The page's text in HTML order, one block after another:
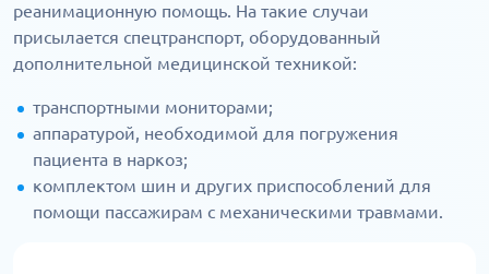
реанимационную помощь. На такие случаи
присылается спецтранспорт, оборудованный
дополнительной медицинской техникой:
транспортными мониторами;
аппаратурой, необходимой для погружения
пациента в наркоз;
комплектом шин и других приспособлений для
помощи пассажирам с механическими травмами.